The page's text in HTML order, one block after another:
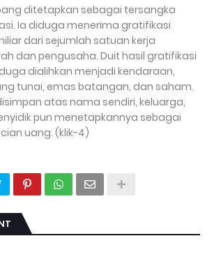
ditetapkan sebagai tersangka
Ia diduga menerima gratifikasi
dari sejumlah satuan kerja
dan pengusaha. Duit hasil gratifikasi
dialihkan menjadi kendaraan,
tunai, emas batangan, dan saham.
atas nama sendiri, keluarga,
pun menetapkannya sebagai
uang. (klik-4)